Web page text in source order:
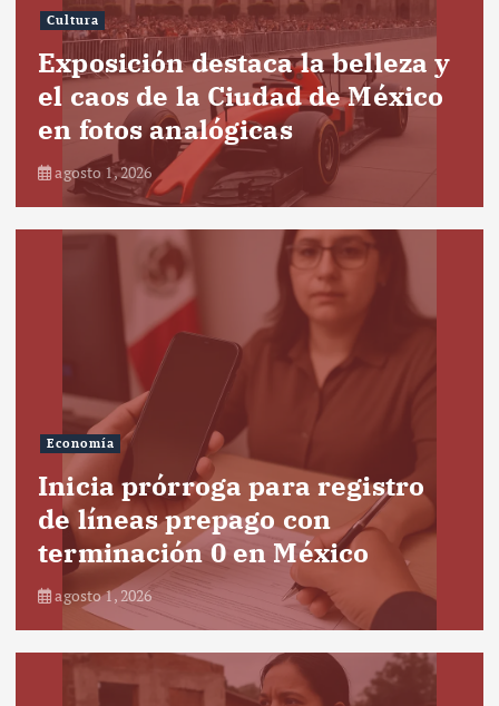
Cultura
Exposición destaca la belleza y
el caos de la Ciudad de México
en fotos analógicas
agosto 1, 2026
Economía
Inicia prórroga para registro
de líneas prepago con
terminación 0 en México
agosto 1, 2026